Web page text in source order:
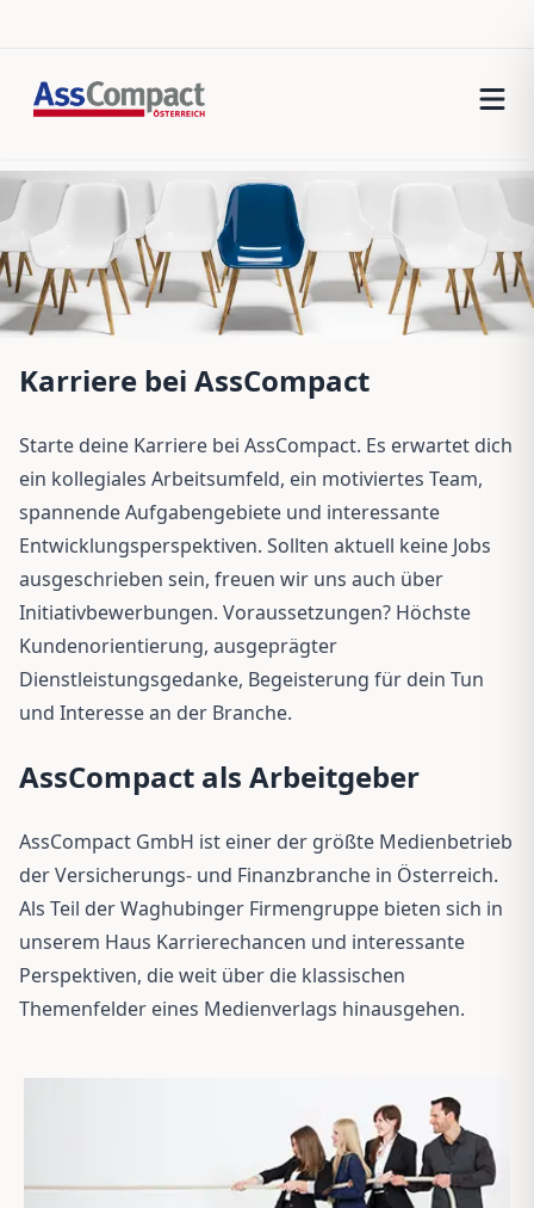
Karriere bei AssCompact
Starte deine Karriere bei AssCompact. Es erwartet dich
ein kollegiales Arbeitsumfeld, ein motiviertes Team,
spannende Aufgabengebiete und interessante
Entwicklungsperspektiven. Sollten aktuell keine Jobs
ausgeschrieben sein, freuen wir uns auch über
Initiativbewerbungen. Voraussetzungen? Höchste
Kundenorientierung, ausgeprägter
Dienstleistungsgedanke, Begeisterung für dein Tun
und Interesse an der Branche.
AssCompact als Arbeitgeber
AssCompact GmbH ist einer der größte Medienbetrieb
der Versicherungs- und Finanzbranche in Österreich.
Als Teil der Waghubinger Firmengruppe bieten sich in
unserem Haus Karrierechancen und interessante
Perspektiven, die weit über die klassischen
Themenfelder eines Medienverlags hinausgehen.